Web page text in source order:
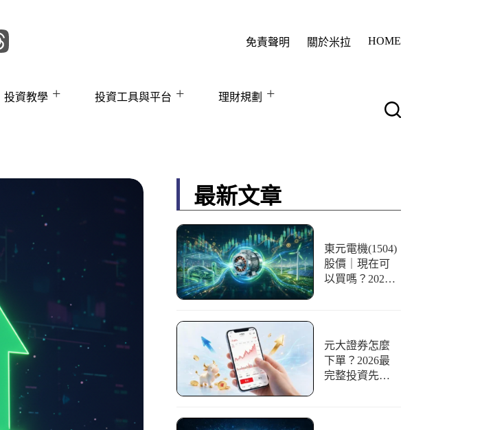
免責聲明 關於米拉 HOME
投資教學 投資工具與平台 理財規劃
最新文章
東元電機(1504)
股價｜現在可
以買嗎？2026
元大證券怎麼
下單？2026最
完整投資先生